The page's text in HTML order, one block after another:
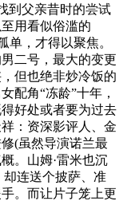
到父亲昔时的尝试
用看似俗滥的
单，才得以聚焦。
二号，最大的变更
但也绝非炒冷饭的
配角“冻龄”十年，
好处或者要为过去
：资深影评人、金
(虽然导演诺兰最
。山姆·雷米也沉
连送个披萨、准
。而让片子笼上更